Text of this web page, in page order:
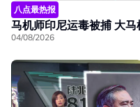
八点最热报
马机师印尼运毒被捕 大
04/08/2026